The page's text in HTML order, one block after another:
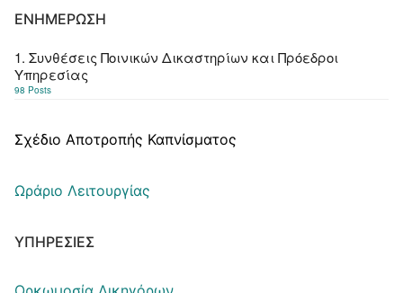
ΕΝΗΜΈΡΩΣΗ
1. Συνθέσεις Ποινικών Δικαστηρίων και Πρόεδροι
Υπηρεσίας
98 Posts
Σχέδιο Αποτροπής Καπνίσματος
Ωράριο Λειτουργίας
ΥΠΗΡΕΣΊΕΣ